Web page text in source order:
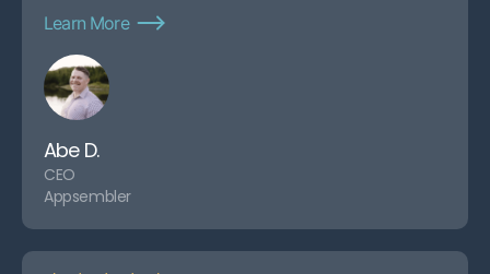
Learn More
Abe D.
CEO
Appsembler